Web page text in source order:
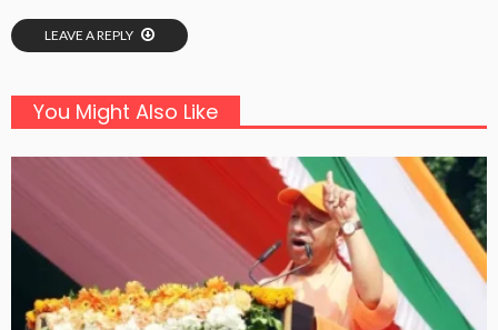
LEAVE A REPLY
You Might Also Like